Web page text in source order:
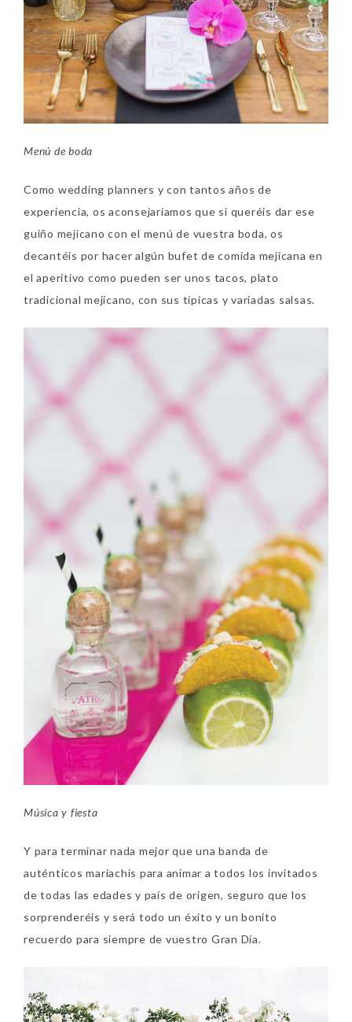
Menú de boda
Como wedding planners y con tantos años de
experiencia, os aconsejaríamos que si queréis dar ese
guiño mejicano con el menú de vuestra boda, os
decantéis por hacer algún bufet de comida mejicana en
el aperitivo como pueden ser unos tacos, plato
tradicional mejicano, con sus típicas y variadas salsas.
Música y fiesta
Y para terminar nada mejor que una banda de
auténticos mariachis para animar a todos los invitados
de todas las edades y país de origen, seguro que los
sorprenderéis y será todo un éxito y un bonito
recuerdo para siempre de vuestro Gran Día.